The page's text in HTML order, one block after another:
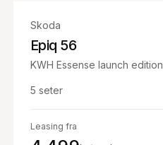
Skoda
Epiq 56
KWH Essense launch edition
5 seter
Leasing fra